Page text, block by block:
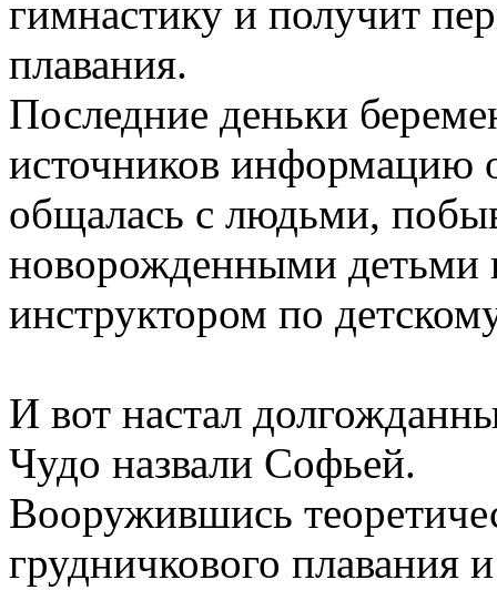
гимнастику и получит
плавания.
Последние деньки
источников информацию
общалась с людьми,
новорожденными детьми
инструктором по
И вот настал
Чудо назвали Софьей.
Вооружившись
грудничкового плавания